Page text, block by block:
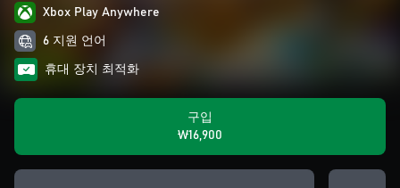
Xbox Play Anywhere
6 지원 언어
휴대 장치 최적화
구입
₩16,900